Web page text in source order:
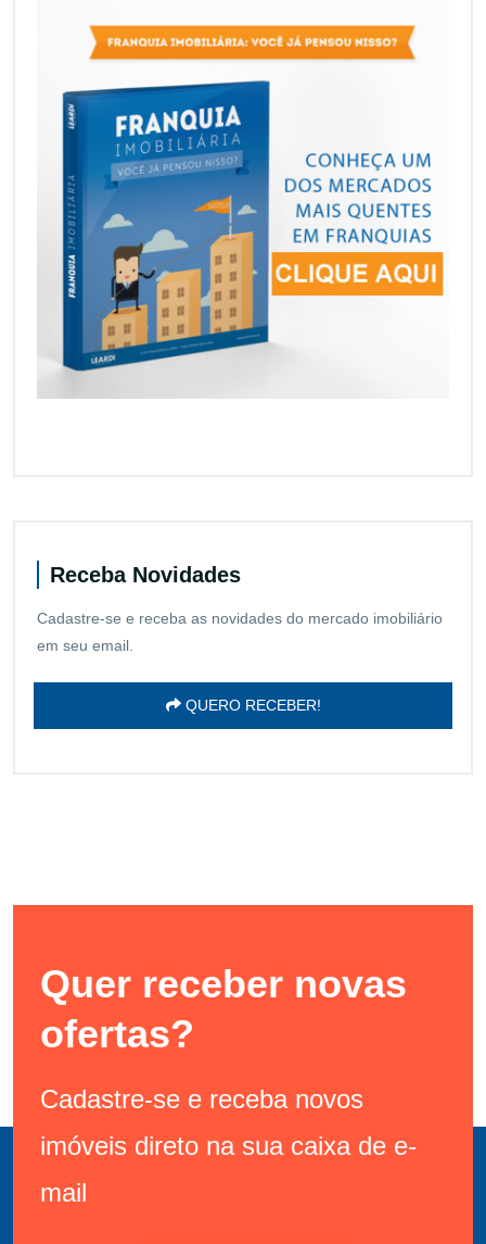
Receba Novidades
Cadastre-se e receba as novidades do mercado imobiliário
em seu email.
QUERO RECEBER!
Quer receber novas
ofertas?
Cadastre-se e receba novos
imóveis direto na sua caixa de e-
mail